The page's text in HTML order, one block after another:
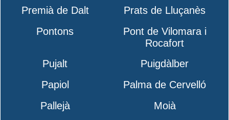
Premià de Dalt
Prats de Lluçanès
Pontons
Pont de Vilomara i
Rocafort
Pujalt
Puigdàlber
Papiol
Palma de Cervelló
Pallejà
Moià